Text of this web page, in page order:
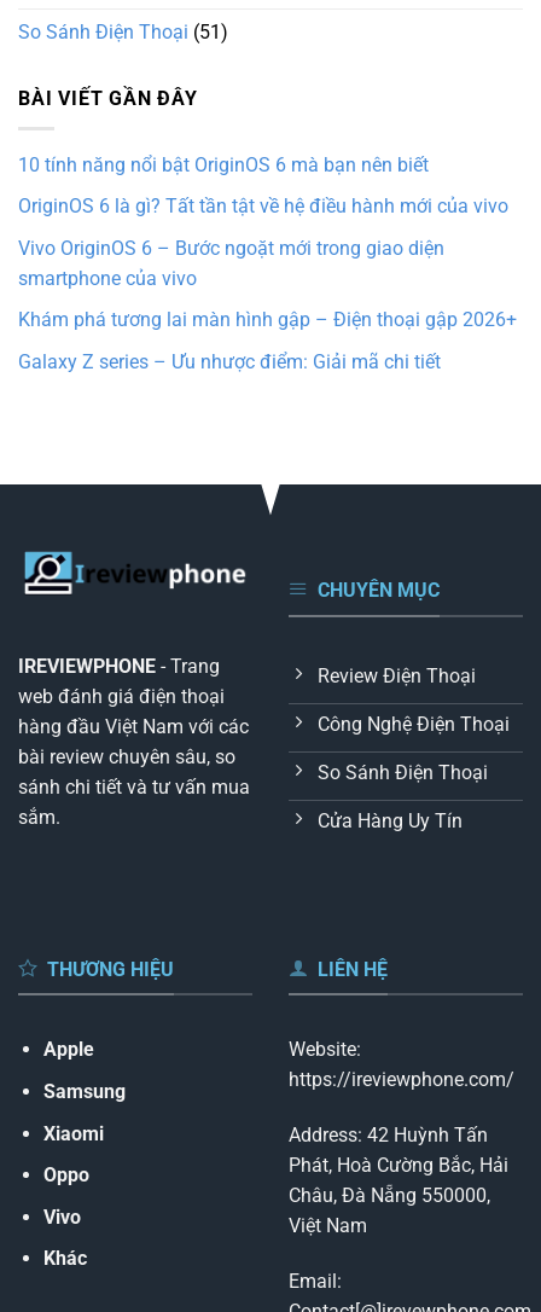
So Sánh Điện Thoại (51)
BÀI VIẾT GẦN ĐÂY
10 tính năng nổi bật OriginOS 6 mà bạn nên biết
OriginOS 6 là gì? Tất tần tật về hệ điều hành mới của vivo
Vivo OriginOS 6 – Bước ngoặt mới trong giao diện
smartphone của vivo
Khám phá tương lai màn hình gập – Điện thoại gập 2026+
Galaxy Z series – Ưu nhược điểm: Giải mã chi tiết
IREVIEWPHONE - Trang
web đánh giá điện thoại
hàng đầu Việt Nam với các
bài review chuyên sâu, so
sánh chi tiết và tư vấn mua
sắm.
CHUYÊN MỤC
Review Điện Thoại
Công Nghệ Điện Thoại
So Sánh Điện Thoại
Cửa Hàng Uy Tín
THƯƠNG HIỆU
Apple
Samsung
Xiaomi
Oppo
Vivo
Khác
LIÊN HỆ
Website:
https://ireviewphone.com/
Address: 42 Huỳnh Tấn
Phát, Hoà Cường Bắc, Hải
Châu, Đà Nẵng 550000,
Việt Nam
Email: